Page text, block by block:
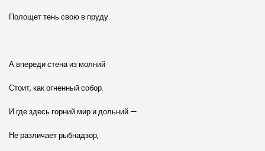
Полощет тень свою в пруду.
А впереди стена из молний
Стоит, как огненный собор.
И где здесь горний мир и дольний —
Не различает рыбнадзор,